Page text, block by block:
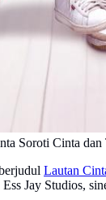
Soroti Cinta
Lautan
Jay Studios,